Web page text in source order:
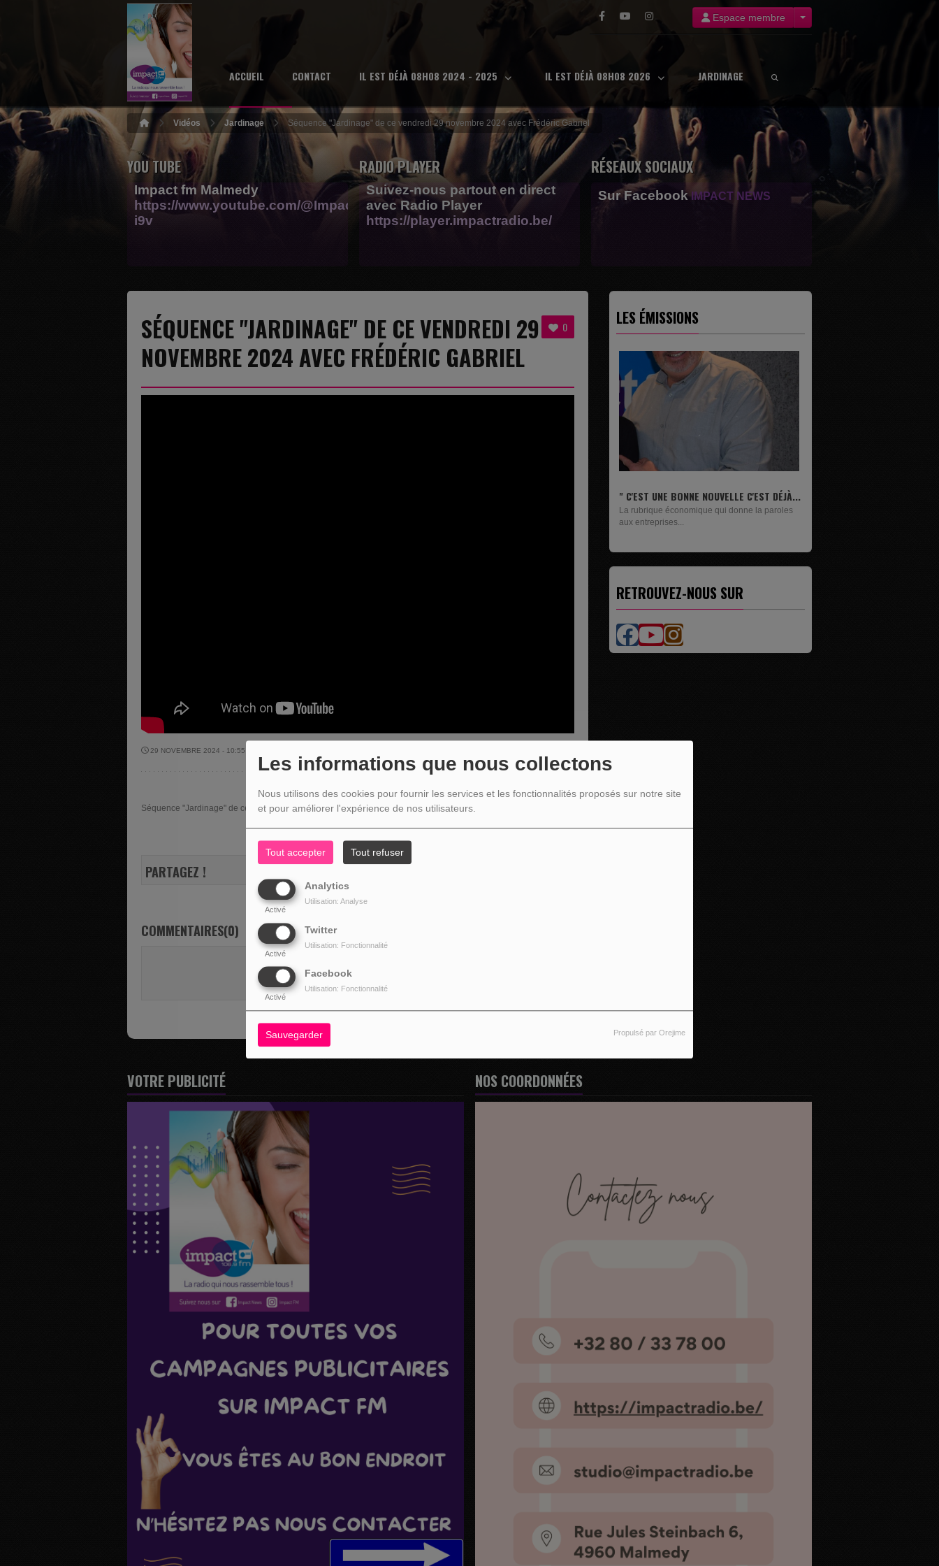
Les informations que nous collectons
Nous utilisons des cookies pour fournir les services et les fonctionnalités proposés sur notre site
et pour améliorer l'expérience de nos utilisateurs.
Tout accepter Tout refuser
Analytics
Activé
Utilisation: Analyse
Twitter
Activé
Utilisation: Fonctionnalité
Facebook
Activé
Utilisation: Fonctionnalité
Sauvegarder Propulsé par Orejime
Espace membre
ACCUEIL CONTACT IL EST DÉJÀ 08H08 2024 - 2025 IL EST DÉJÀ 08H08 2026 JARDINAGE
Vidéos Jardinage Séquence "Jardinage" de ce vendredi 29 novembre 2024 avec Frédéric Gabriel
YOU TUBE
Impact fm Malmedy
https://www.youtube.com/@Impactfm-
i9v
RADIO PLAYER
Suivez-nous partout en direct
avec Radio Player
https://player.impactradio.be/
RÉSEAUX SOCIAUX
Sur Facebook IMPACT NEWS
0
SÉQUENCE "JARDINAGE" DE CE VENDREDI 29
NOVEMBRE 2024 AVEC FRÉDÉRIC GABRIEL
29 NOVEMBRE 2024 - 10:55 -
Séquence "Jardinage" de ce vendredi 29 novembre 2024 avec Frédéric Gabriel
PARTAGEZ !
COMMENTAIRES(0)
LES ÉMISSIONS
" C'EST UNE BONNE NOUVELLE C'EST DÉJÀ...
La rubrique économique qui donne la paroles
LIVRES
Un lundi sur deux, Maxime Janssens vous
présente les livres de...
RETROUVEZ-NOUS SUR
VOTRE PUBLICITÉ NOS COORDONNÉES